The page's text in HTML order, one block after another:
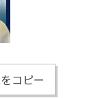
コピー